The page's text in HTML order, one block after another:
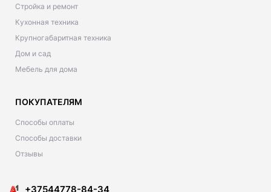
Стройка и ремонт
Кухонная техника
Крупногабаритная техника
Дом и сад
Мебель для дома
ПОКУПАТЕЛЯМ
Способы оплаты
Способы доставки
Отзывы
+37544778-84-34